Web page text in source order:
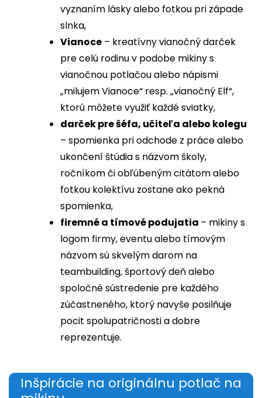
vyznaním lásky alebo fotkou pri západe
slnka,
Vianoce – kreatívny vianočný darček
pre celú rodinu v podobe mikiny s
vianočnou potlačou alebo nápismi
„milujem Vianoce“ resp. „vianočný Elf“,
ktorú môžete využiť každé sviatky,
darček pre šéfa, učiteľa alebo kolegu
– spomienka pri odchode z práce alebo
ukončení štúdia s názvom školy,
ročníkom či obľúbeným citátom alebo
fotkou kolektívu zostane ako pekná
spomienka,
firemné a tímové podujatia – mikiny s
logom firmy, eventu alebo tímovým
názvom sú skvelým darom na
teambuilding, športový deň alebo
spoločné sústredenie pre každého
zúčastneného, ktorý navyše posilňuje
pocit spolupatričnosti a dobre
reprezentuje.
Inšpirácie na originálnu potlač na